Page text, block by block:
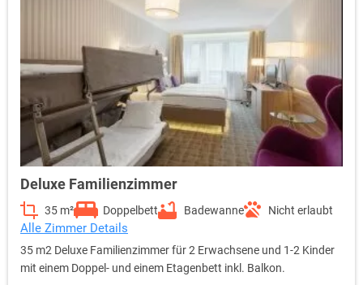
Deluxe Familienzimmer
35 m² Doppelbett Badewanne Nicht erlaubt
Alle Zimmer Details
35 m2 Deluxe Familienzimmer für 2 Erwachsene und 1-2 Kinder
mit einem Doppel- und einem Etagenbett inkl. Balkon.